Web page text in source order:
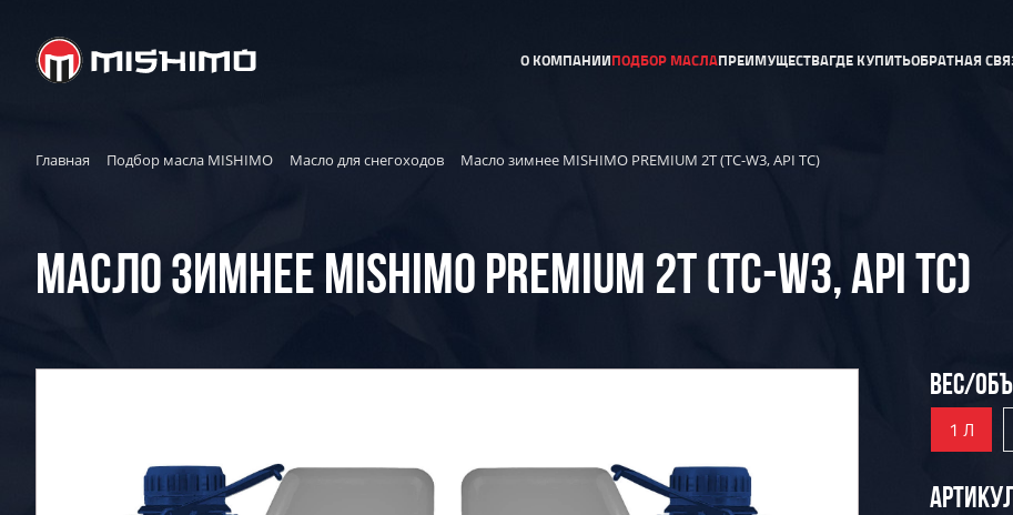
О КОМПАНИИПОДБОР МАСЛАПРЕИМУЩЕСТВАГДЕ КУПИТЬОБРАТНАЯ
Главная Подбор масла MISHIMO Масло для снегоходов Масло зимнее MISHIMO PREMIUM 2Т (TC-W3, API TC)
МАСЛО ЗИМНЕЕ MISHIMO PREMIUM 2Т (TC-W3, API TC)
ВЕС/
1 Л